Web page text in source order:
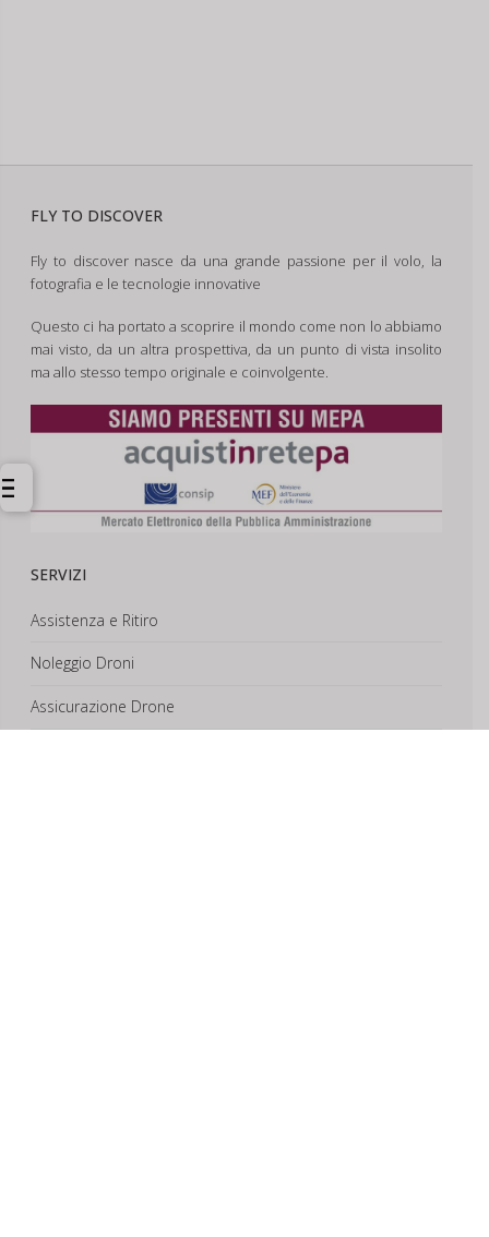
FLY TO DISCOVER
Fly to discover nasce da una grande passione per il volo, la
fotografia e le tecnologie innovative
Questo ci ha portato a scoprire il mondo come non lo abbiamo
mai visto, da un altra prospettiva, da un punto di vista insolito
ma allo stesso tempo originale e coinvolgente.
SERVIZI
Assistenza e Ritiro
Noleggio Droni
Assicurazione Drone